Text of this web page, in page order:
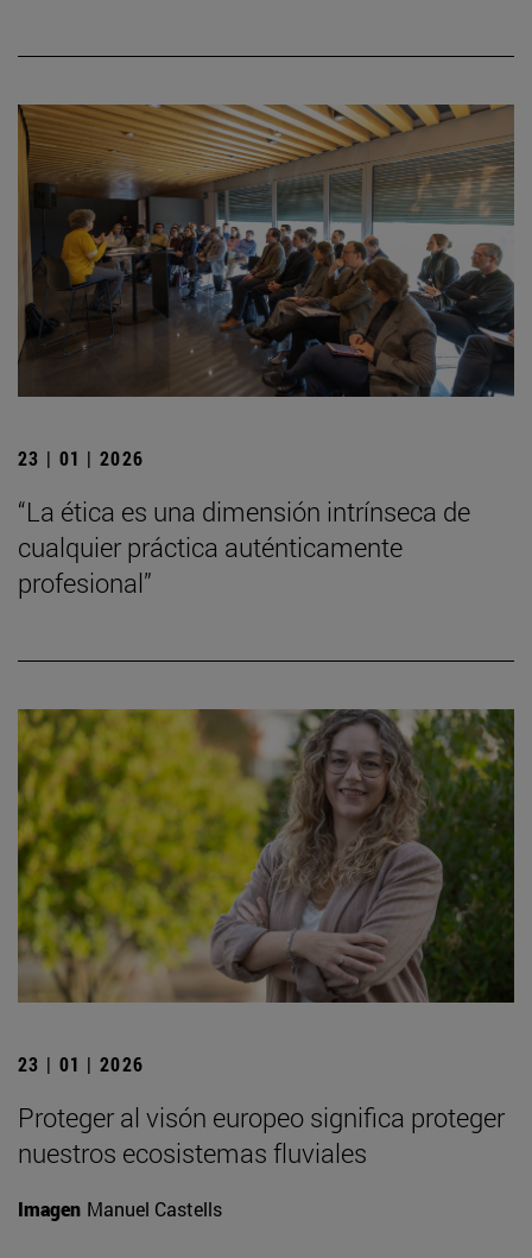
23 | 01 | 2026
“La ética es una dimensión intrínseca de
cualquier práctica auténticamente
profesional”
23 | 01 | 2026
Proteger al visón europeo significa proteger
nuestros ecosistemas fluviales
Imagen Manuel Castells